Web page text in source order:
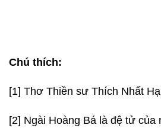
Chú thích:
[1] Thơ Thiền sư Thích Nhất
[2] Ngài Hoàng Bá là đệ tử của